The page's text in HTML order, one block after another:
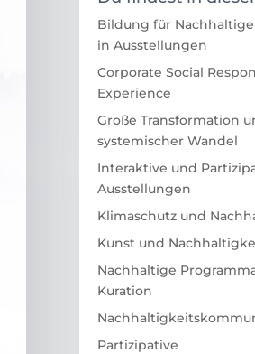
Bildung für
in Ausstellungen
Corporate Social
Experience
Große Transformation
systemischer Wandel
Interaktive und
Ausstellungen
Klimaschutz und
Kunst und
Nachhaltige
Kuration
Partizipative